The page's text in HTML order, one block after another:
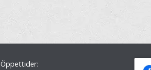
Öppettider: